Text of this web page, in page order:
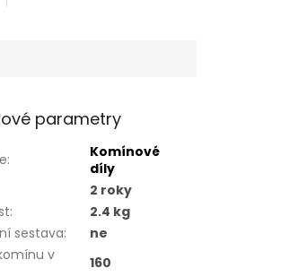
parametry
:
Komínové
díly
2 roky
:
2.4 kg
sestava:
ne
v
160